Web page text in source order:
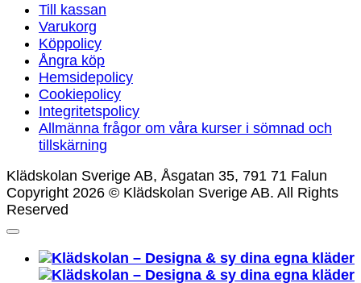
Till kassan
Varukorg
Köppolicy
Ångra köp
Hemsidepolicy
Cookiepolicy
Integritetspolicy
Allmänna frågor om våra kurser i sömnad och
tillskärning
Klädskolan Sverige AB, Åsgatan 35, 791 71 Falun
Copyright 2026 © Klädskolan Sverige AB. All Rights
Reserved